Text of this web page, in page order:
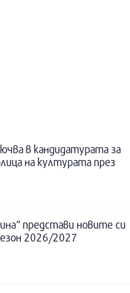
в кандидатурата за
на културата през
представи новите си
2026/2027